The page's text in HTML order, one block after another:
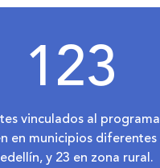
123
vinculados al
en municipios diferentes
y 23 en zona rural.